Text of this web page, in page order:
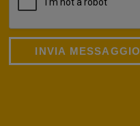
INVIA MESSAGGIO